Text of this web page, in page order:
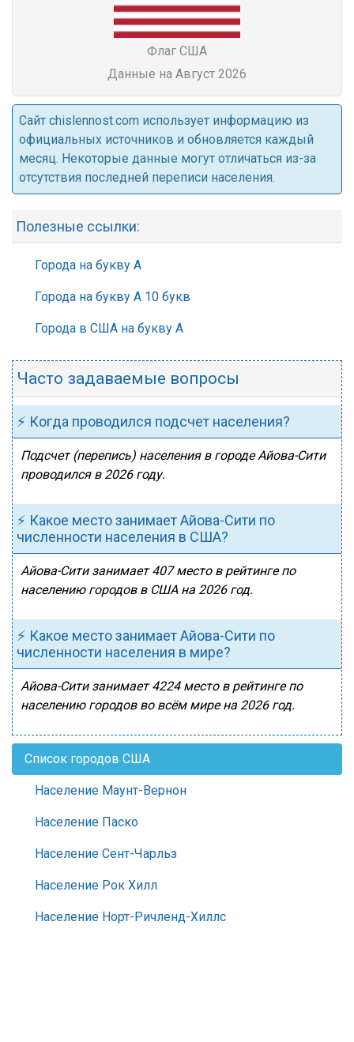
Флаг США
Данные на Август 2026
Cайт chislennost.com использует информацию из
официальных источников и обновляется каждый
месяц. Некоторые данные могут отличаться из-за
отсутствия последней переписи населения.
Полезные ссылки:
Города на букву А
Города на букву А 10 букв
Города в США на букву А
Часто задаваемые вопросы
⚡ Когда проводился подсчет населения?
Подсчет (перепись) населения в городе Айова-Сити
проводился в 2026 году.
⚡ Какое место занимает Айова-Сити по
численности населения в США?
Айова-Сити занимает 407 место в рейтинге по
населению городов в США на 2026 год.
⚡ Какое место занимает Айова-Сити по
численности населения в мире?
Айова-Сити занимает 4224 место в рейтинге по
населению городов во всём мире на 2026 год.
Список городов США
Население Маунт-Вернон
Население Паско
Население Сент-Чарльз
Население Рок Хилл
Население Норт-Ричленд-Хиллс